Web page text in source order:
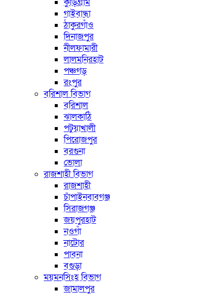
গাইবান্ধা
ঠাকুরগাঁও
দিনাজপুর
নীলফামারী
লালমনিরহাট
পঞ্চগড়
রংপুর
বরিশাল বিভাগ
বরিশাল
ঝালকাঠি
পটুয়াখালী
পিরোজপুর
বরগুনা
ভোলা
রাজশাহী বিভাগ
রাজশাহী
চাঁপাইনবাবগঞ্জ
সিরাজগঞ্জ
জয়পুরহাট
নওগাঁ
নাটোর
পাবনা
বগুড়া
ময়মনসিংহ বিভাগ
জামালপুর